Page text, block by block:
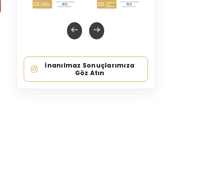
İnanılmaz Sonuçlarımıza
Göz Atın